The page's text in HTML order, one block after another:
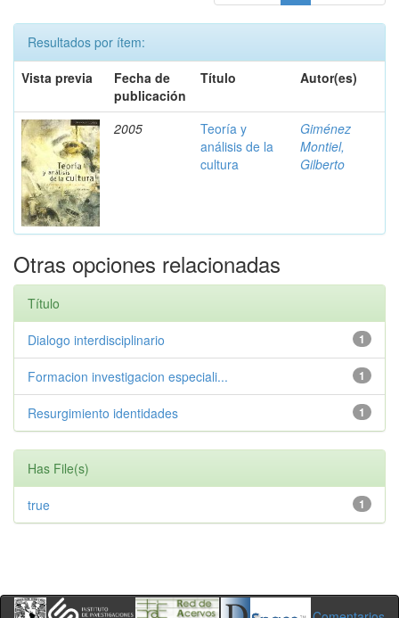
Resultados por ítem:
Vista previa
Fecha de
publicación
Título Autor(es)
2005
Teoría y
análisis de la
cultura
Giménez
Montiel,
Gilberto
Otras opciones relacionadas
Título
1
Dialogo interdisciplinario
1
Formacion investigacion especiali...
1
Resurgimiento identidades
Has File(s)
1
true